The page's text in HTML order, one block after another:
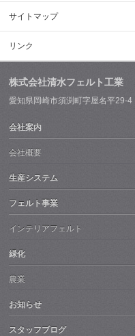
サイトマップ
リンク
株式会社清水フェルト工業
愛知県岡崎市須渕町字屋名平29-4
会社案内
会社概要
生産システム
フェルト事業
インテリアフェルト
緑化
農業
お知らせ
スタッフブログ